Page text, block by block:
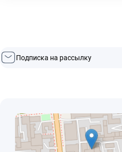
Подписка на рассылку